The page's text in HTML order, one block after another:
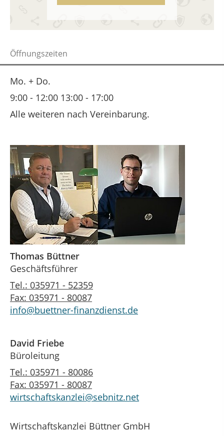
Öffnungszeiten
Mo. + Do.
9:00 - 12:00 13:00 - 17:00
Alle weiteren nach Vereinbarung.
Thomas Büttner
Geschäftsführer
Tel.: 035971 - 52359
Fax: 035971 - 80087
info@buettner-finanzdienst.de
David Friebe
Büroleitung
Tel.: 035971 - 80086
Fax: 035971 - 80087
wirtschaftskanzlei@sebnitz.net
Wirtschaftskanzlei Büttner GmbH